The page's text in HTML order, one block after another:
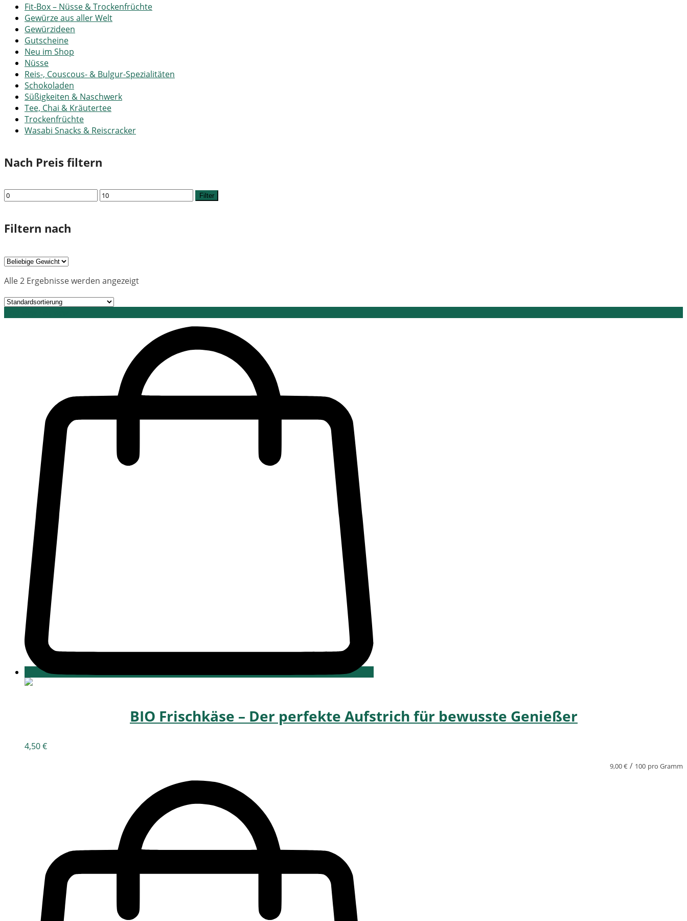
Fit-Box – Nüsse & Trockenfrüchte
Gewürze aus aller Welt
Gewürzideen
Gutscheine
Neu im Shop
Nüsse
Reis-, Couscous- & Bulgur-Spezialitäten
Schokoladen
Süßigkeiten & Naschwerk
Tee, Chai & Kräutertee
Trockenfrüchte
Wasabi Snacks & Reiscracker
Nach Preis filtern
Min.
Max.
Filter
Filtern nach
Alle 2 Ergebnisse werden angezeigt
BIO Frischkäse – Der perfekte Aufstrich für bewusste Genießer
4,50€
9,00€ / 100 pro Gramm